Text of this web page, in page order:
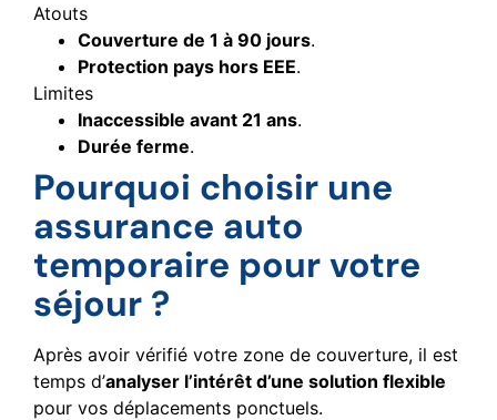
Atouts
Couverture de 1 à 90 jours.
Protection pays hors EEE.
Limites
Inaccessible avant 21 ans.
Durée ferme.
Pourquoi choisir une
assurance auto
temporaire pour votre
séjour ?
Après avoir vérifié votre zone de couverture, il est
temps d’analyser l’intérêt d’une solution flexible
pour vos déplacements ponctuels.